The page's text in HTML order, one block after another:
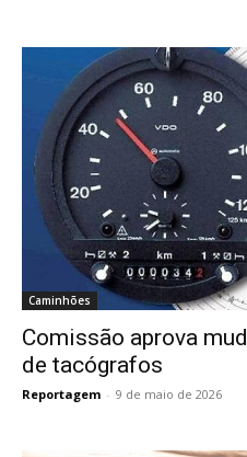
Caminhões
Comissão aprova
de tacógrafos
Reportagem - 9 de maio de 2026